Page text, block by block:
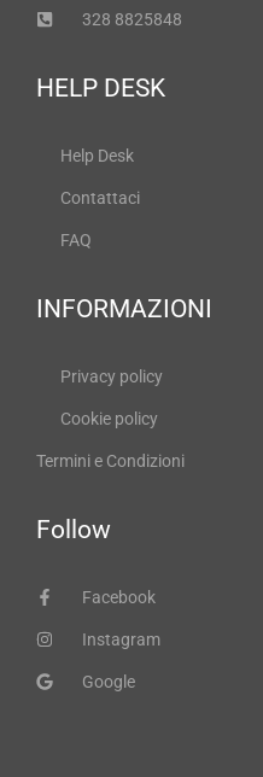
328 8825848
HELP DESK
Help Desk
Contattaci
FAQ
INFORMAZIONI
Privacy policy
Cookie policy
Termini e Condizioni
Follow
Facebook
Instagram
Google